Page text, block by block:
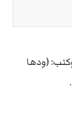
(ودها